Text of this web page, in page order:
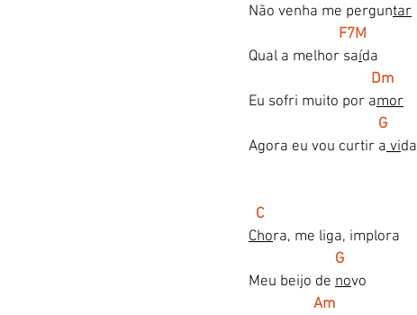
Não venha me perguntar
  F7M
Qual a melhor saída
Dm
Eu sofri muito por amor
G
Agora eu vou curtir a vida
C
Chora, me liga, implora
  G
Meu beijo de novo
Am